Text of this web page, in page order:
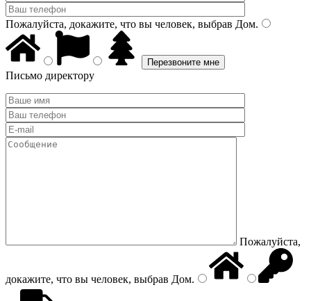
Пожалуйста, докажите, что вы человек, выбрав Дом.
Письмо директору
Пожалуйста,
докажите, что вы человек, выбрав Дом.